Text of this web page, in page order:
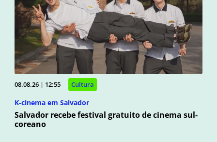
08.08.26 | 12:55 Cultura
K-cinema em Salvador
Salvador recebe festival gratuito de cinema sul-
coreano